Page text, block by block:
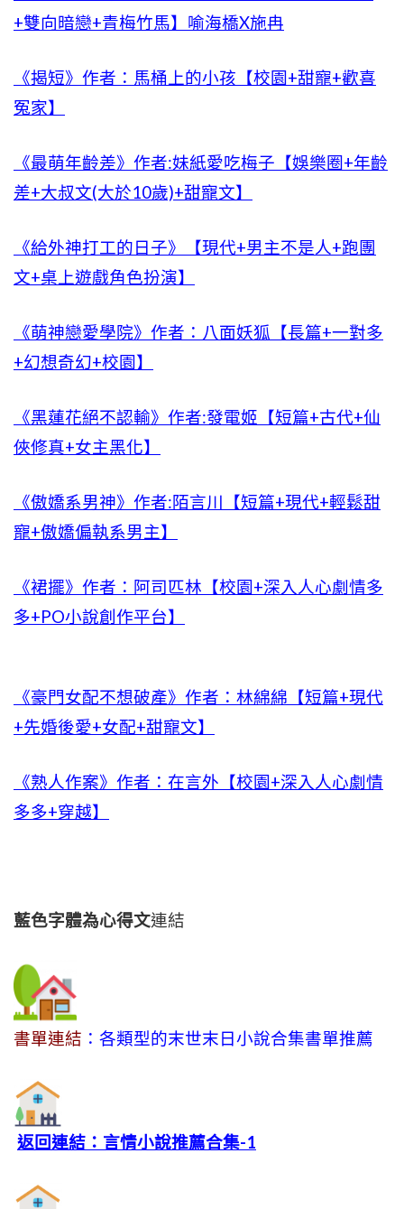
+雙向暗戀+青梅竹馬】喻海橋X施冉
《揭短》作者：馬桶上的小孩【校園+甜寵+歡喜
冤家】
《最萌年齡差》作者:妹紙愛吃梅子【娛樂圈+年齡
差+大叔文(大於10歲)+甜寵文】
《給外神打工的日子》【現代+男主不是人+跑團
文+桌上遊戲角色扮演】
《萌神戀愛學院》作者：八面妖狐【長篇+一對多
+幻想奇幻+校園】
《黑蓮花絕不認輸》作者:發電姬【短篇+古代+仙
俠修真+女主黑化】
《傲嬌系男神》作者:陌言川【短篇+現代+輕鬆甜
寵+傲嬌偏執系男主】
《裙擺》作者：阿司匹林【校園+深入人心劇情多
多+PO小說創作平台】
《豪門女配不想破產》作者：林綿綿【短篇+現代
+先婚後愛+女配+甜寵文】
《熟人作案》作者：在言外【校園+深入人心劇情
多多+穿越】
藍色字體為心得文連結
書單連結 ：各類型的末世末日小說合集書單推薦
返回連結：言情小說推薦合集-1